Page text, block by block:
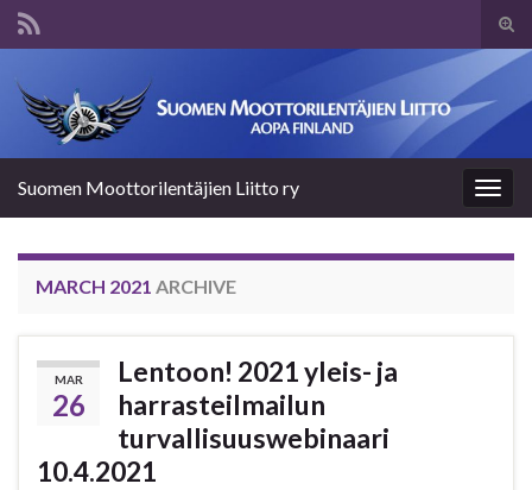
Suomen Moottorilentäjien Liitto ry
MARCH 2021 ARCHIVE
MAR
26
Lentoon! 2021 yleis- ja
harrasteilmailun
turvallisuuswebinaari
10.4.2021